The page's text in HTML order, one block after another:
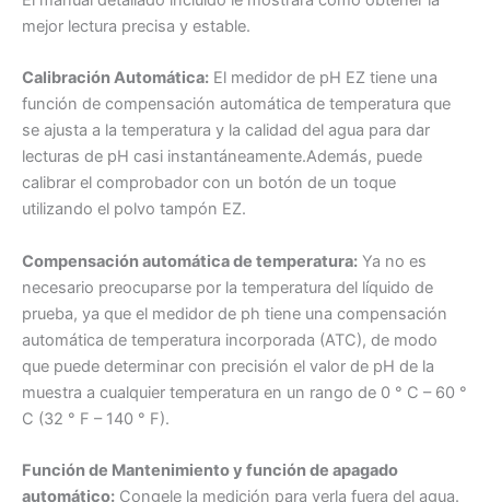
mejor lectura precisa y estable.
Calibración Automática: El medidor de pH EZ tiene una
función de compensación automática de temperatura que
se ajusta a la temperatura y la calidad del agua para dar
lecturas de pH casi instantáneamente.Además, puede
calibrar el comprobador con un botón de un toque
utilizando el polvo tampón EZ.
Compensación automática de temperatura: Ya no es
necesario preocuparse por la temperatura del líquido de
prueba, ya que el medidor de ph tiene una compensación
automática de temperatura incorporada (ATC), de modo
que puede determinar con precisión el valor de pH de la
muestra a cualquier temperatura en un rango de 0 ° C – 60 °
C (32 ° F – 140 ° F).
Función de Mantenimiento y función de apagado
automático: Congele la medición para verla fuera del agua.